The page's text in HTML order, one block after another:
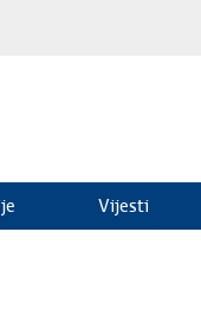
Vijesti